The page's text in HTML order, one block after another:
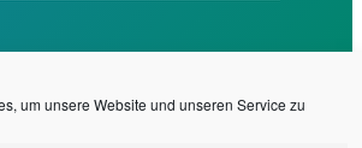
um unsere Website und unseren Service zu